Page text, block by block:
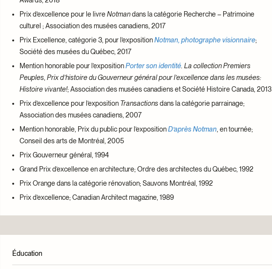
Prix d’excellence pour le livreNotmandans la catégorie Recherche – Patrimoine
culturel ; Association des musées canadiens, 2017
Prix Excellence, catégorie 3, pour l’expositionNotman, photographe visionnaire;
Société des musées du Québec, 2017
Mention honorable pour l’expositionPorter son identité . La collection Premiers
Peuples Prix d’histoire du Gouverneur général pour l’excellence dans les musées:
Histoire vivante!; Association des musées canadiens et Société Histoire Canada, 2013
Prix d’excellence pour l’exposition Transactionsdans la catégorie parrainage;
Association des musées canadiens, 2007
Mention honorable, Prix du public pour l’expositionD’après Notman , en tournée;
Conseil des arts de Montréal, 2005
Prix Gouverneur général, 1994
Grand Prix d’excellence en architecture; Ordre des architectes du Québec, 1992
Prix Orange dans la catégorie rénovation; Sauvons Montréal, 1992
Prix d’excellence; Canadian Architect magazine, 1989
Éducation